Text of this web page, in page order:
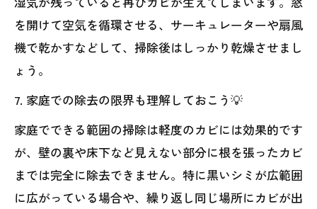
を開けて空気を循環させる、サーキュレーターや扇風
機で乾かすなどして、掃除後はしっかり乾燥させまし
ょう。
7. 家庭での除去の限界も理解しておこう💡
家庭でできる範囲の掃除は軽度のカビには効果的です
が、壁の裏や床下など見えない部分に根を張ったカビ
までは完全に除去できません。特に黒いシミが広範囲
に広がっている場合や、繰り返し同じ場所にカビが出